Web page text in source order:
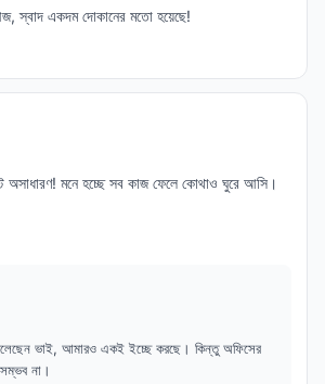
আজ, স্বাদ একদম দোকানের মতো হয়েছে!
অসাধারণ! মনে হচ্ছে সব কাজ ফেলে কোথাও ঘুরে আসি।
ভাই, আমারও একই ইচ্ছে করছে। কিন্তু অফিসের
না।